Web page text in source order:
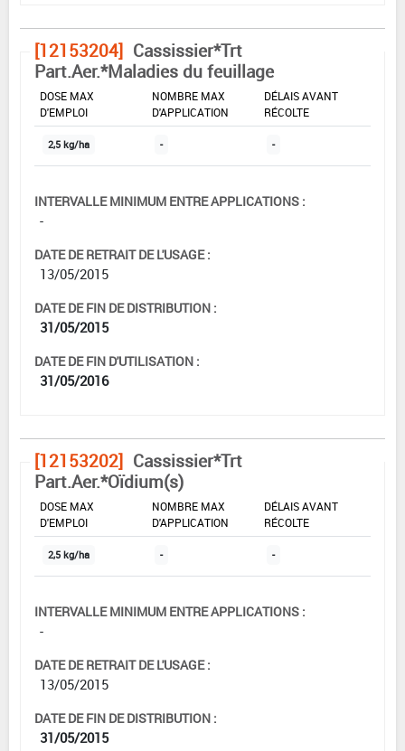
[12153204] Cassissier*Trt
Part.Aer.*Maladies du feuillage
DOSE MAX
D'EMPLOI
NOMBRE MAX
D'APPLICATION
DÉLAIS AVANT
RÉCOLTE
2,5 kg/ha - -
INTERVALLE MINIMUM ENTRE APPLICATIONS :
-
DATE DE RETRAIT DE L'USAGE :
13/05/2015
DATE DE FIN DE DISTRIBUTION :
31/05/2015
DATE DE FIN D'UTILISATION :
31/05/2016
[12153202] Cassissier*Trt
Part.Aer.*Oïdium(s)
DOSE MAX
D'EMPLOI
NOMBRE MAX
D'APPLICATION
DÉLAIS AVANT
RÉCOLTE
2,5 kg/ha - -
INTERVALLE MINIMUM ENTRE APPLICATIONS :
-
DATE DE RETRAIT DE L'USAGE :
13/05/2015
DATE DE FIN DE DISTRIBUTION :
31/05/2015